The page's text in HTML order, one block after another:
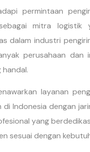
permintaan
mitra logistik
dalam industri
perusahaan dan
layanan
di Indonesia dengan
yang
sesuai dengan